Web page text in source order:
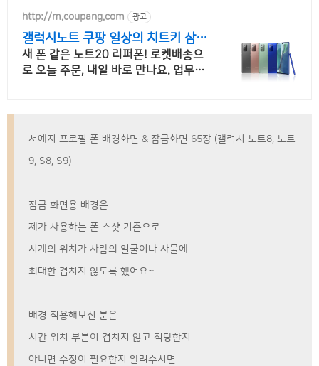
http://m.coupang.com 광고
갤럭시노트 쿠팡 일상의 치트키 삼성
페이
새 폰 같은 노트20 리퍼폰! 로켓배송으
로 오늘 주문, 내일 바로 만나요. 업무의
서예지 프로필 폰 배경화면 & 잠금화면 65장 (갤럭시 노트8, 노트
9, S8, S9)
잠금 화면용 배경은
제가 사용하는 폰 스샷 기준으로
시계의 위치가 사람의 얼굴이나 사물에
최대한 겹치지 않도록 했어요~
배경 적용해보신 분은
시간 위치 부분이 겹치지 않고 적당한지
아니면 수정이 필요한지 알려주시면